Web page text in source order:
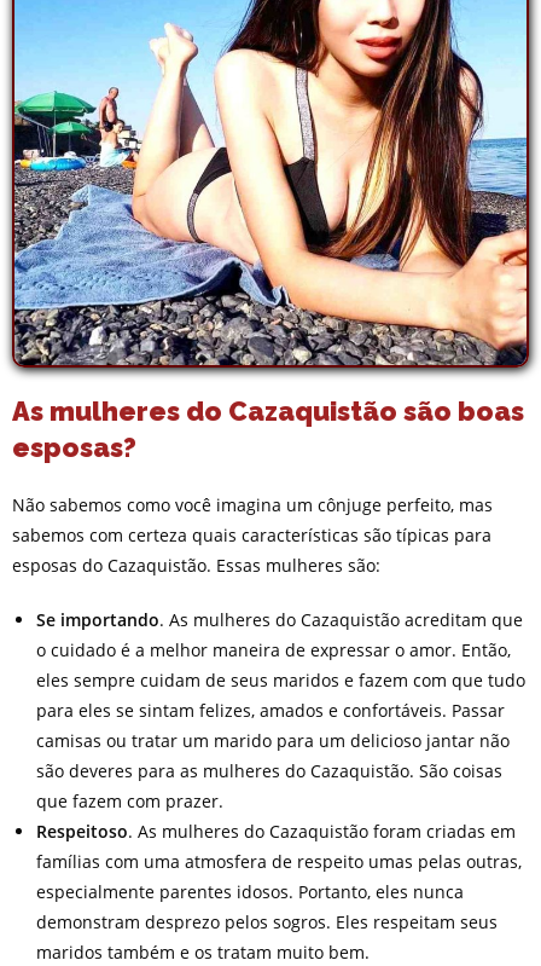
As mulheres do Cazaquistão são boas
esposas?
Não sabemos como você imagina um cônjuge perfeito, mas
sabemos com certeza quais características são típicas para
esposas do Cazaquistão. Essas mulheres são:
Se importando. As mulheres do Cazaquistão acreditam que
o cuidado é a melhor maneira de expressar o amor. Então,
eles sempre cuidam de seus maridos e fazem com que tudo
para eles se sintam felizes, amados e confortáveis. Passar
camisas ou tratar um marido para um delicioso jantar não
são deveres para as mulheres do Cazaquistão. São coisas
que fazem com prazer.
Respeitoso. As mulheres do Cazaquistão foram criadas em
famílias com uma atmosfera de respeito umas pelas outras,
especialmente parentes idosos. Portanto, eles nunca
demonstram desprezo pelos sogros. Eles respeitam seus
maridos também e os tratam muito bem.